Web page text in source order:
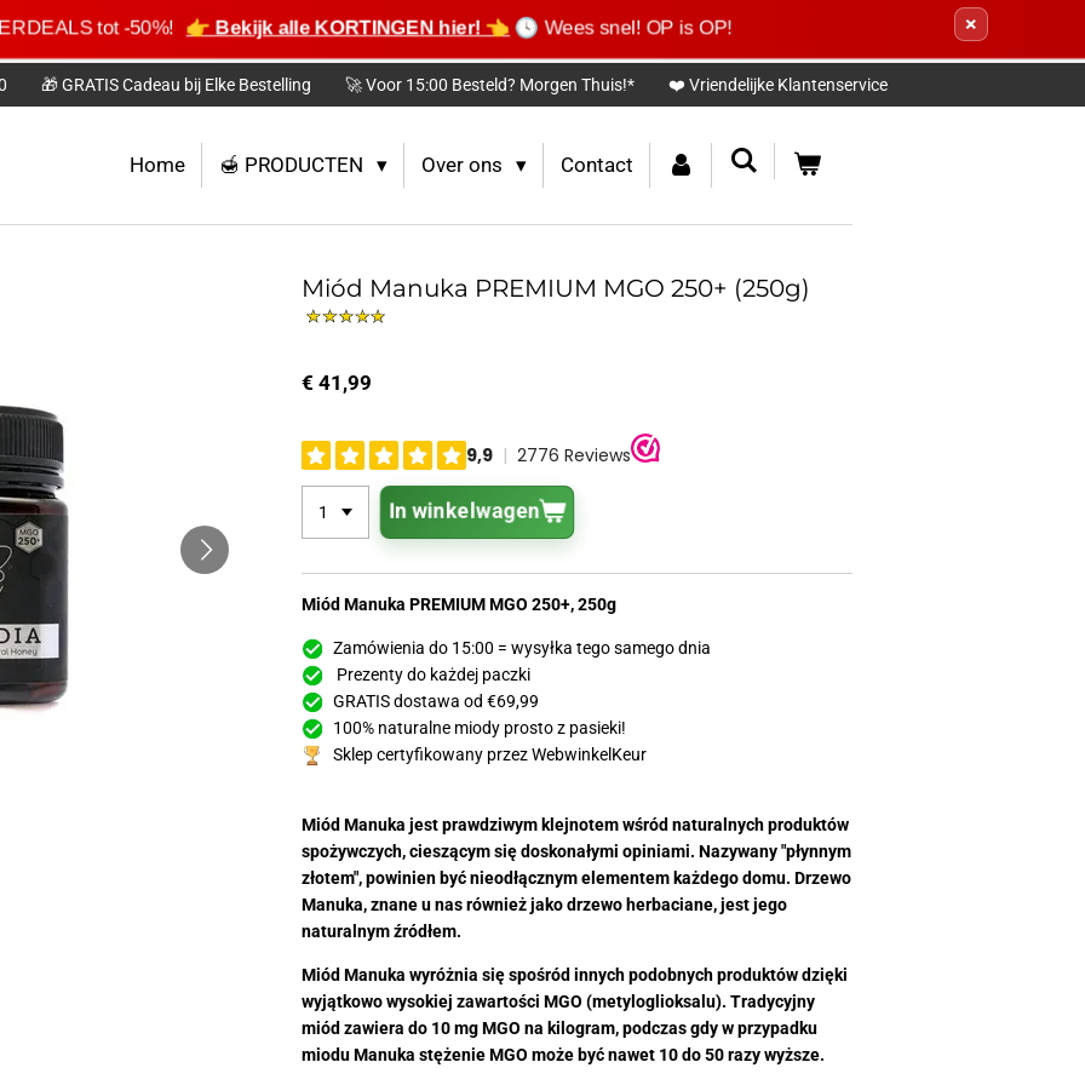
tot -50%! 👉 Bekijk alle KORTINGEN hier! 👈 🕓 Wees snel! OP is OP! ×
🎁 GRATIS Cadeau bij Elke Bestelling 🚀 Voor 15:00 Besteld? Morgen Thuis!* ❤️ Vriendelijke Klantenservice
Home 🍯 PRODUCTEN Over ons Contact
Miód Manuka PREMIUM MGO 250+ (250g)
€ 41,99
In winkelwagen
Miód Manuka PREMIUM MGO 250+, 250g
Zamówienia do 15:00 = wysyłka tego samego dnia
Prezenty do każdej paczki
GRATIS dostawa od €69,99
100% naturalne miody prosto z pasieki!
Sklep certyfikowany przez WebwinkelKeur
Miód Manuka jest prawdziwym klejnotem wśród naturalnych produktów
spożywczych, cieszącym się doskonałymi opiniami. Nazywany "płynnym
złotem", powinien być nieodłącznym elementem każdego domu. Drzewo
Manuka, znane u nas również jako drzewo herbaciane, jest jego
naturalnym źródłem.
Miód Manuka wyróżnia się spośród innych podobnych produktów dzięki
wyjątkowo wysokiej zawartości MGO (metyloglioksalu). Tradycyjny
miód zawiera do 10 mg MGO na kilogram, podczas gdy w przypadku
miodu Manuka stężenie MGO może być nawet 10 do 50 razy wyższe.